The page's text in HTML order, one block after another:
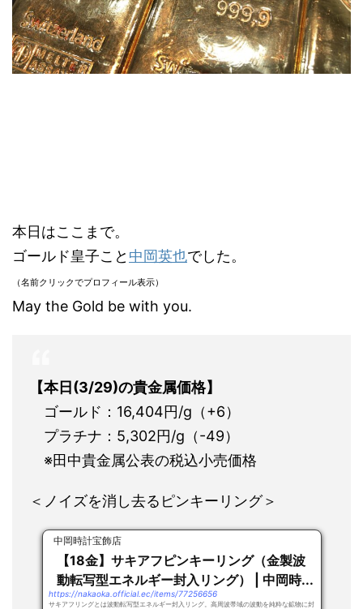
本日はここまで。
ゴールド皇子こと 中岡英也でした。
（名前クリックでプロフィール表示）
May the Gold be with you.
【本日(3/29)の貴金属価格】
ゴールド：16,404円/g（+6）
プラチナ：5,302円/g（-49）
※田中貴金属公表の税込小売価格
＜ノイズを消し去るピンキーリング＞
中岡時計宝飾店
【18金】サキアフピンキーリング（金製波
動転写型エネルギー封入リング） | 中岡時...
https://nakaoka.official.ec/items/77256656
サキアフリングとは波動転写型エネルギー封入リング。高周波帯域の波動を純粋な鉱物に封